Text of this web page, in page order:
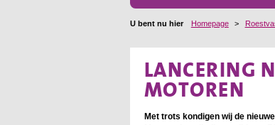
U bent nu hier Homepage >
LANCERING
MOTOREN
Met trots kondigen wij de